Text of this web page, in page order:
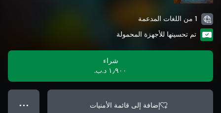
1 من اللغات المدعمة
تم تحسينها للأجهزة المحمولة
شراء
١٫٩٠٠ د.ب.‏
إضافة إلى قائمة الأمنيات ● ● ●